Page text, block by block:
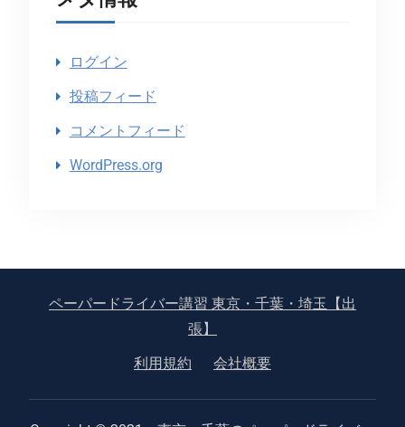
ログイン
投稿フィード
コメントフィード
WordPress.org
ペーパードライバー講習 東京・千葉・埼玉【出
張】
利用規約
会社概要